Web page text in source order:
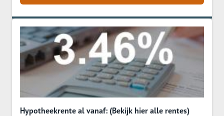
Hypotheekrente al vanaf: (Bekijk hier alle rentes)